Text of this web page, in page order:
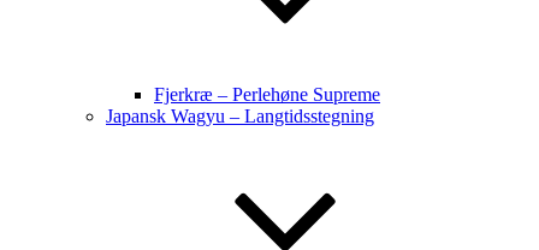
Fjerkræ – Perlehøne Supreme
Japansk Wagyu – Langtidsstegning